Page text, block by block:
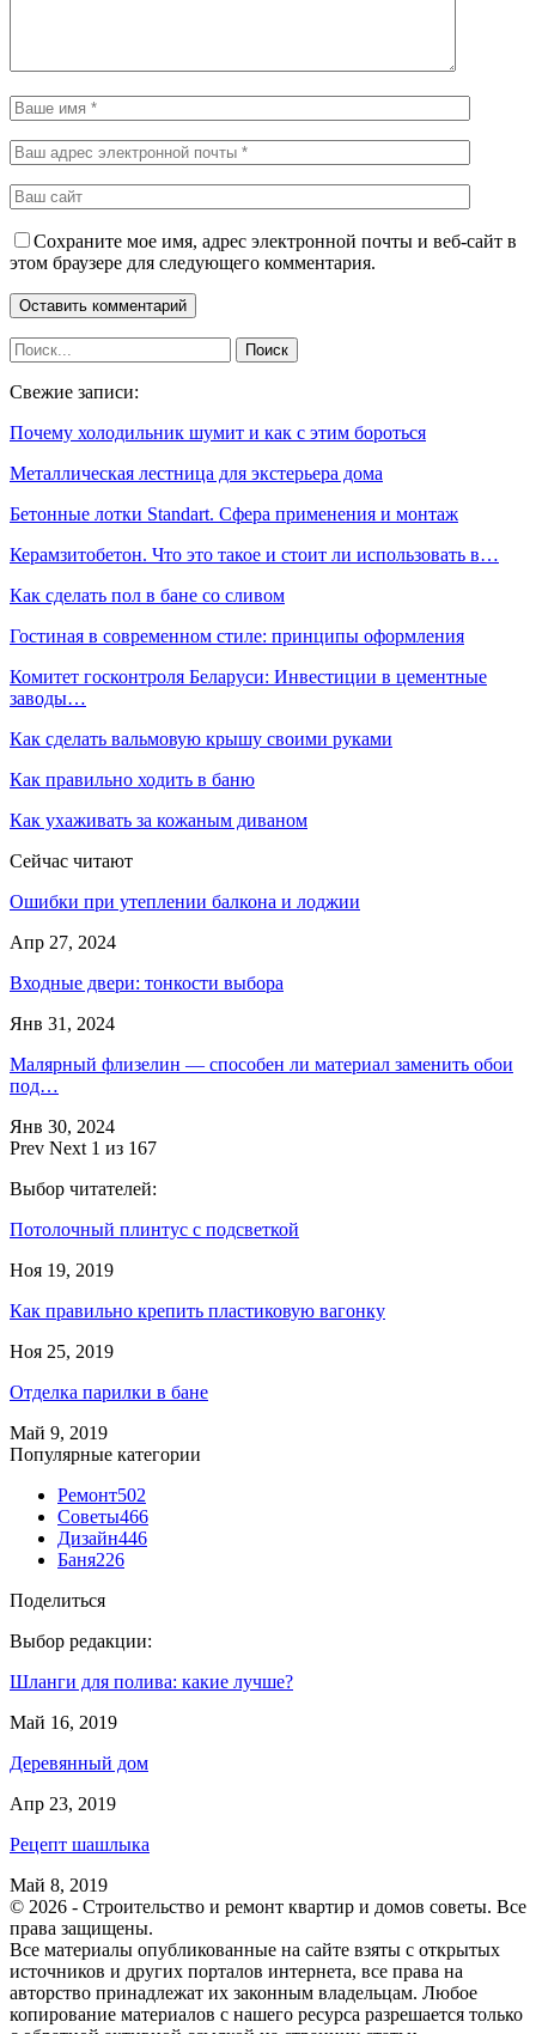
Сохраните мое имя, адрес электронной почты и веб-сайт в
этом браузере для следующего комментария.
Свежие записи:
Почему холодильник шумит и как с этим бороться
Металлическая лестница для экстерьера дома
Бетонные лотки Standart. Сфера применения и монтаж
Керамзитобетон. Что это такое и стоит ли использовать в…
Как сделать пол в бане со сливом
Гостиная в современном стиле: принципы оформления
Комитет госконтроля Беларуси: Инвестиции в цементные
заводы…
Как сделать вальмовую крышу своими руками
Как правильно ходить в баню
Как ухаживать за кожаным диваном
Сейчас читают
Ошибки при утеплении балкона и лоджии
Апр 27, 2024
Входные двери: тонкости выбора
Янв 31, 2024
Малярный флизелин — способен ли материал заменить обои
под…
Янв 30, 2024
Prev Next 1 из 167
Выбор читателей:
Потолочный плинтус с подсветкой
Ноя 19, 2019
Как правильно крепить пластиковую вагонку
Ноя 25, 2019
Отделка парилки в бане
Май 9, 2019
Популярные категории
Ремонт502
Советы466
Дизайн446
Баня226
Поделиться
Выбор редакции:
Шланги для полива: какие лучше?
Май 16, 2019
Деревянный дом
Апр 23, 2019
Рецепт шашлыка
Май 8, 2019
© 2026 - Строительство и ремонт квартир и домов советы. Все
права защищены.
Все материалы опубликованные на сайте взяты с открытых
источников и других порталов интернета, все права на
авторство принадлежат их законным владельцам. Любое
копирование материалов с нашего ресурса разрешается только